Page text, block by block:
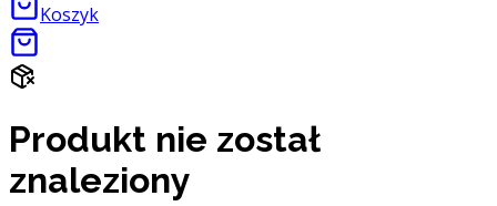
Koszyk
Produkt nie został
znaleziony